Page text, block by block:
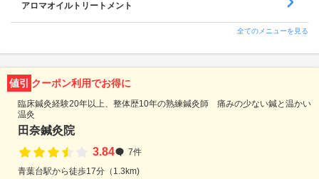
アロマオイルトリートメント
全てのメニューを見る
値引 クーポン利用でお得に
臨床鍼灸経験20年以上、整体歴10年の熟練鍼灸師 痛みの少ない鍼と温かい
温灸
田奈鍼灸院
3.84
7件
青葉台駅から徒歩17分（1.3km)